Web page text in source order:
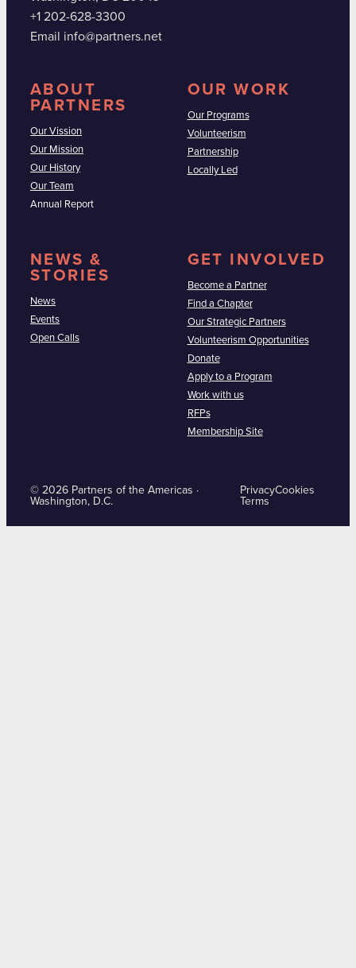
+1 202-628-3300
Email info@partners.net
ABOUT
PARTNERS
Our Vission
Our Mission
Our History
Our Team
Annual Report
OUR WORK
Our Programs
Volunteerism
Partnership
Locally Led
NEWS &
STORIES
News
Events
Open Calls
GET INVOLVED
Become a Partner
Find a Chapter
Our Strategic Partners
Volunteerism Opportunities
Donate
Apply to a Program
Work with us
RFPs
Membership Site
© 2026 Partners of the Americas ·
Washington, D.C.
PrivacyCookies
Terms